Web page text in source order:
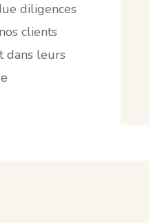
diligences
clients
dans leurs